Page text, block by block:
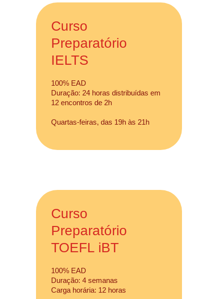
Curso
Preparatório
IELTS
100% EAD
Duração: 24 horas distribuídas em
12 encontros de 2h
Quartas-feiras, das 19h às 21h
Curso
Preparatório
TOEFL iBT
100% EAD
Duração: 4 semanas
Carga horária: 12 horas